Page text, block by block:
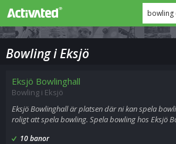
bowling
Bowling i Eksjö
Eksjö Bowlinghall
Bowling i Eksjö
Eksjö Bowlinghall är platsen där ni kan spela
roligt att spela bowling. Spela bowling hos Eksjö
10 banor